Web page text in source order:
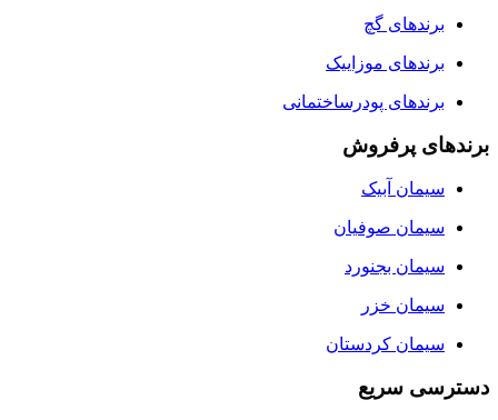
برندهای گچ
برندهای موزاییک
برندهای پودرساختمانی
برندهای پرفروش
سیمان آبیک
سیمان صوفیان
سیمان بجنورد
سیمان خزر
سیمان کردستان
دسترسی سریع